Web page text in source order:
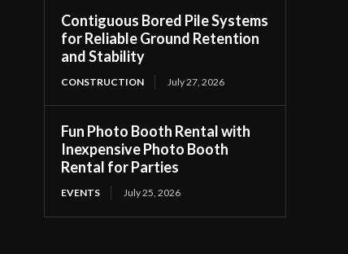
Contiguous Bored Pile Systems
for Reliable Ground Retention
and Stability
CONSTRUCTION July 27, 2026
Fun Photo Booth Rental with
Inexpensive Photo Booth
Rental for Parties
EVENTS July 25, 2026